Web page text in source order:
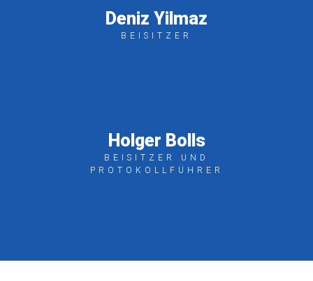
Deniz Yilmaz
BEISITZER
Holger Bolls
BEISITZER UND
PROTOKOLLFÜHRER